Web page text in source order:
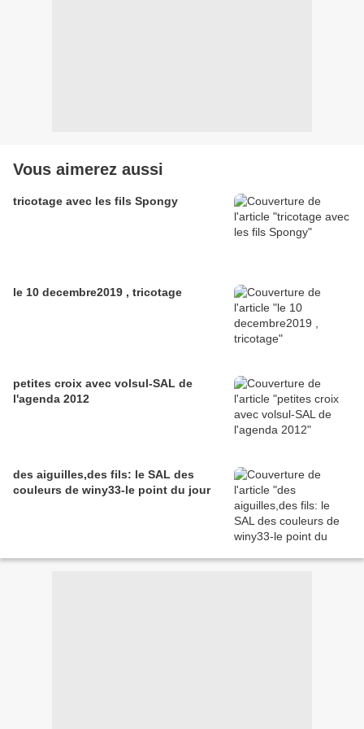
Vous aimerez aussi
tricotage avec les fils Spongy
le 10 decembre2019 , tricotage
petites croix avec volsul-SAL de
l'agenda 2012
des aiguilles,des fils: le SAL des
couleurs de winy33-le point du jour